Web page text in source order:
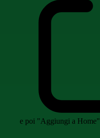
e poi "Aggiungi a Home"